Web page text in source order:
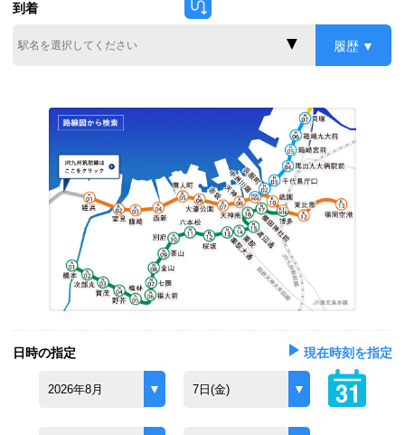
到着
履歴
日時の指定 現在時刻を指定
2026年8月 7日(金)